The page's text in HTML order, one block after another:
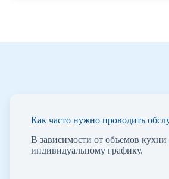
Как часто нужно проводить
В зависимости от объемов
индивидуальному графику.